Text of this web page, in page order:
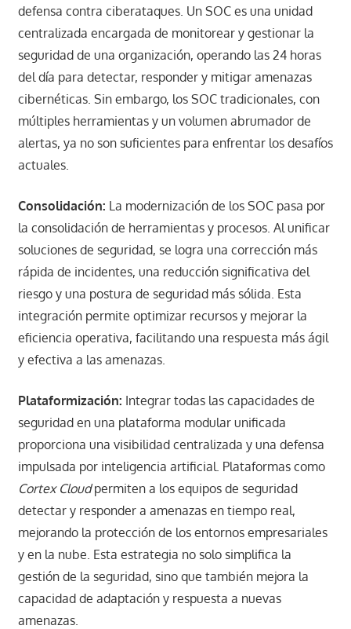
defensa contra ciberataques. Un SOC es una unidad
centralizada encargada de monitorear y gestionar la
seguridad de una organización, operando las 24 horas
del día para detectar, responder y mitigar amenazas
cibernéticas. Sin embargo, los SOC tradicionales, con
múltiples herramientas y un volumen abrumador de
alertas, ya no son suficientes para enfrentar los desafíos
actuales.​
Consolidación: La modernización de los SOC pasa por
la consolidación de herramientas y procesos. Al unificar
soluciones de seguridad, se logra una corrección más
rápida de incidentes, una reducción significativa del
riesgo y una postura de seguridad más sólida. Esta
integración permite optimizar recursos y mejorar la
eficiencia operativa, facilitando una respuesta más ágil
y efectiva a las amenazas.​
Plataformización: Integrar todas las capacidades de
seguridad en una plataforma modular unificada
proporciona una visibilidad centralizada y una defensa
impulsada por inteligencia artificial. Plataformas como
Cortex Cloudpermiten a los equipos de seguridad
detectar y responder a amenazas en tiempo real,
mejorando la protección de los entornos empresariales
y en la nube. Esta estrategia no solo simplifica la
gestión de la seguridad, sino que también mejora la
capacidad de adaptación y respuesta a nuevas
amenazas.​